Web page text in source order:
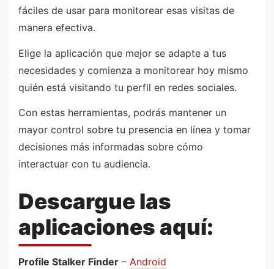
fáciles de usar para monitorear esas visitas de
manera efectiva.
Elige la aplicación que mejor se adapte a tus
necesidades y comienza a monitorear hoy mismo
quién está visitando tu perfil en redes sociales.
Con estas herramientas, podrás mantener un
mayor control sobre tu presencia en línea y tomar
decisiones más informadas sobre cómo
interactuar con tu audiencia.
Descargue las
aplicaciones aquí:
Profile Stalker Finder – Android